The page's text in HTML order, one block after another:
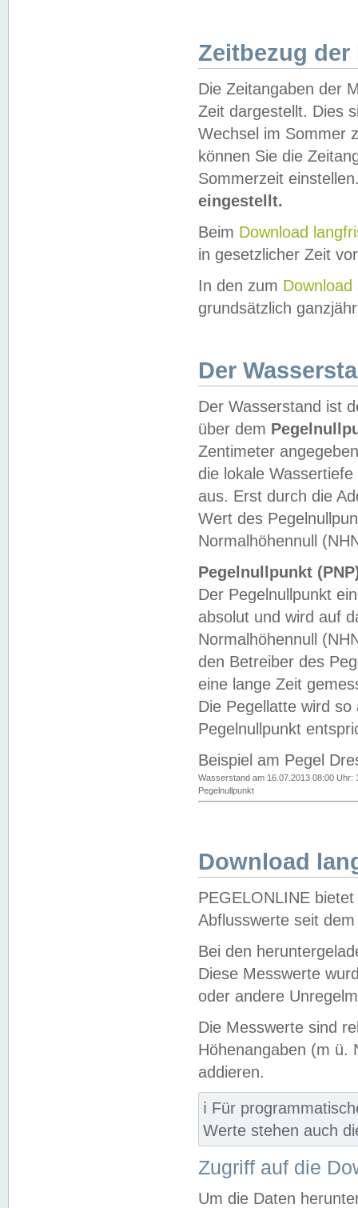
Zeitbezug der
Die Zeitangaben der
Zeit dargestellt. Dies
Wechsel im Sommer
können Sie die
Sommerzeit
eingestellt.
Beim Download
in gesetzlicher Zeit
In den zum Download
grundsätzlich
Der
Der Wasserstand ist
über dem
Zentimeter
die lokale
aus. Erst durch die
Wert des
Normalhöhennull
Pegelnullpunkt
Der Pegelnullpunkt
absolut und wird auf
Normalhöhennull
den Betreiber des
eine lange Zeit
Die Pegellatte wird
Pegelnullpunkt
Beispiel am Pegel
Wasserstand am 16.07.2013 08:00 Uhr:
Pegelnullpunkt
Download
PEGELONLINE
Abflusswerte seit
Bei den
Diese Messwerte
oder andere
Die Messwerte sind
Höhenangaben (m ü.
addieren.
ℹ️ Für
Werte stehen auch
Zugriff auf die
Um die Daten